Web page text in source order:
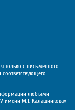
только с письменного
любыми
имени М.Т. Калашникова»